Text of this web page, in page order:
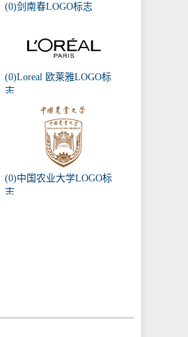
(0)剑南春LOGO标志
(0)Loreal 欧莱雅LOGO标
志
(0)中国农业大学LOGO标
志